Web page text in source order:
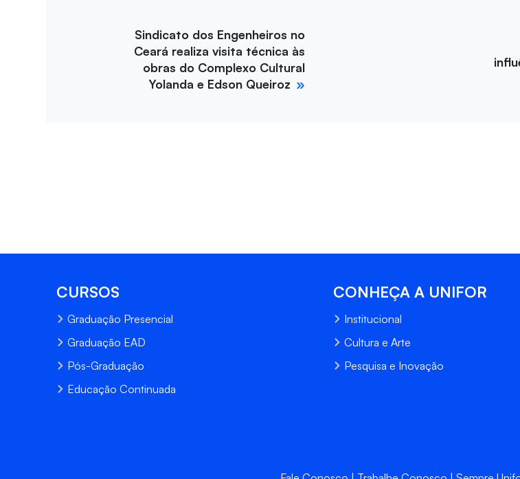
Sindicato dos Engenheiros no
Ceará realiza visita técnica às
obras do Complexo Cultural
Yolanda e Edson Queiroz
CURSOS
Graduação Presencial
Graduação EAD
Pós-Graduação
Educação Continuada
CONHEÇA A UNIFOR
Institucional
Cultura e Arte
Pesquisa e Inovação